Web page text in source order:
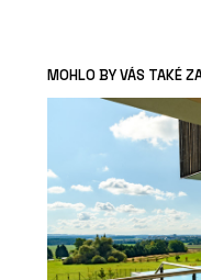
MOHLO BY VÁS TAKÉ